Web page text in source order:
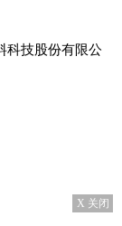
有限公
X 关闭